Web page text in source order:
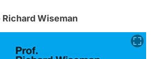
Wiseman